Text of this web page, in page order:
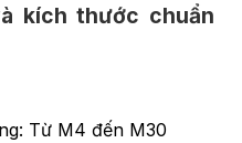
kích thước chuẩn
Từ M4 đến M30